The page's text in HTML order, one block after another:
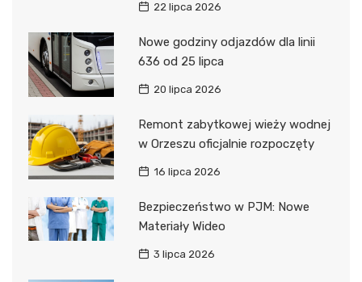
22 lipca 2026
Nowe godziny odjazdów dla linii
636 od 25 lipca
20 lipca 2026
Remont zabytkowej wieży wodnej
w Orzeszu oficjalnie rozpoczęty
16 lipca 2026
Bezpieczeństwo w PJM: Nowe
Materiały Wideo
3 lipca 2026